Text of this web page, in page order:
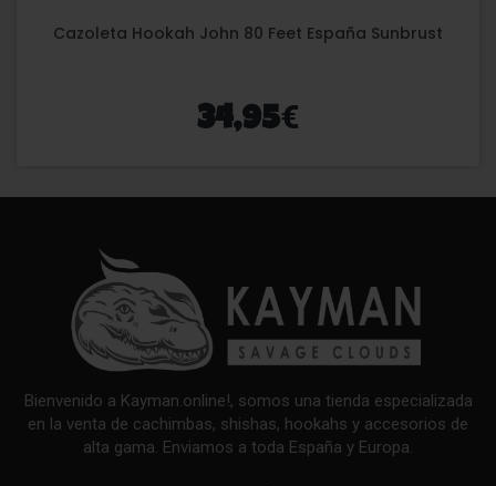
Cazoleta Hookah John 80 Feet España Sunbrust
34,95€
Bienvenido a Kayman.online!, somos una tienda especializada
en la venta de cachimbas, shishas, hookahs y accesorios de
alta gama. Enviamos a toda España y Europa.